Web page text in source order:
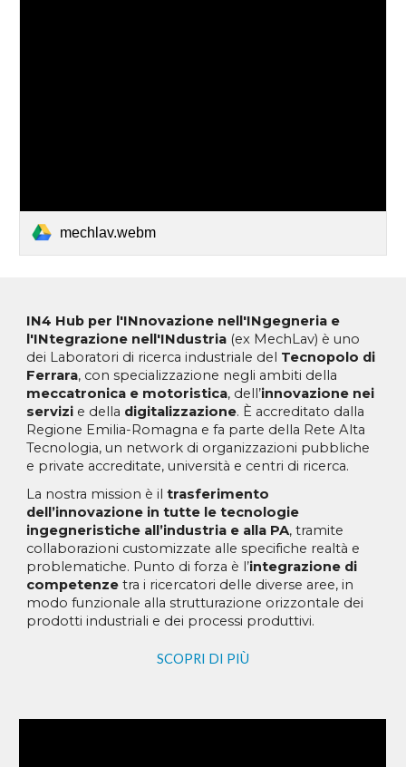
mechlav.webm
IN4 Hub per l'INnovazione nell'INgegneria e
l'INtegrazione nell'INdustria (ex MechLav) è uno
dei Laboratori di ricerca industriale del Tecnopolo di
Ferrara, con specializzazione negli ambiti della
meccatronica e motoristica, dell’innovazione nei
servizi e della digitalizzazione. È accreditato dalla
Regione Emilia-Romagna e fa parte della Rete Alta
Tecnologia, un network di organizzazioni pubbliche
e private accreditate, università e centri di ricerca.
La nostra mission è iltrasferimento
dell’innovazione in tutte le tecnologie
ingegneristiche all’industria e alla PA, tramite
collaborazioni customizzate alle specifiche realtà e
problematiche. Punto di forza è l’integrazione di
competenze tra i ricercatori delle diverse aree, in
modo funzionale alla strutturazione orizzontale dei
prodotti industriali e dei processi produttivi.
SCOPRI DI PIÙ